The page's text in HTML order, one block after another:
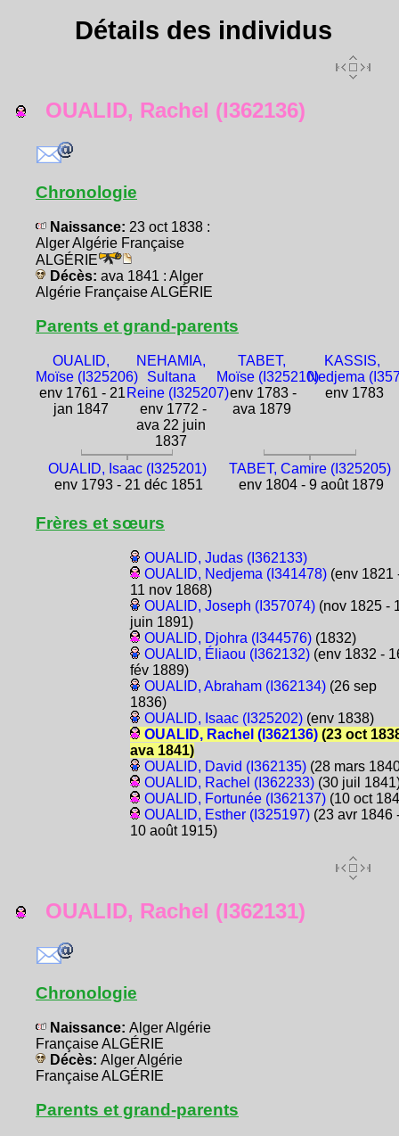
Détails des individus
OUALID, Rachel (I362136)
Chronologie
Naissance: 23 oct 1838 :
Alger Algérie Française
ALGÉRIE
Décès: ava 1841 : Alger
Algérie Française ALGÉRIE
Parents et grand-parents
OUALID,
Moïse (I325206)
env 1761 - 21
jan 1847
NEHAMIA,
Sultana
Reine (I325207)
env 1772 -
ava 22 juin
1837
TABET,
Moïse (I325210)
env 1783 -
ava 1879
KASSIS,
Nedjema
env 1783
OUALID, Isaac (I325201)
env 1793 - 21 déc 1851
TABET, Camire (I325205)
env 1804 - 9 août 1879
Frères et sœurs
OUALID, Judas (I362133)
OUALID, Nedjema (I341478)(env 1821
11 nov 1868)
OUALID, Joseph (I357074)(nov 1825 -
juin 1891)
OUALID, Djohra (I344576)(1832)
OUALID, Éliaou (I362132)(env 1832 -
fév 1889)
OUALID, Abraham (I362134)(26 sep
1836)
OUALID, Isaac (I325202)(env 1838)
OUALID, Rachel (I362136)(23 oct
ava 1841)
OUALID, David (I362135)(28 mars
OUALID, Rachel (I362233)(30 juil
OUALID, Fortunée (I362137)(10 oct
OUALID, Esther (I325197)(23 avr 1846
10 août 1915)
OUALID, Rachel (I362131)
Chronologie
Naissance: Alger Algérie
Française ALGÉRIE
Décès: Alger Algérie
Française ALGÉRIE
Parents et grand-parents